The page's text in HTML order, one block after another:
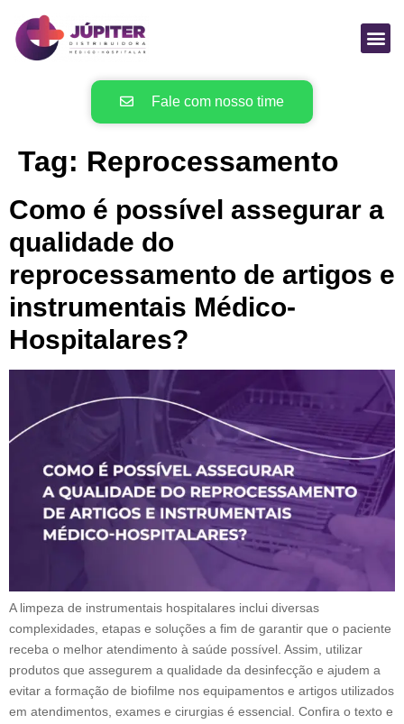
Fale com nosso time
Tag: Reprocessamento
Como é possível assegurar a
qualidade do
reprocessamento de artigos e
instrumentais Médico-
Hospitalares?
A limpeza de instrumentais hospitalares inclui diversas
complexidades, etapas e soluções a fim de garantir que o paciente
receba o melhor atendimento à saúde possível. Assim, utilizar
produtos que assegurem a qualidade da desinfecção e ajudem a
evitar a formação de biofilme nos equipamentos e artigos utilizados
em atendimentos, exames e cirurgias é essencial. Confira o texto e